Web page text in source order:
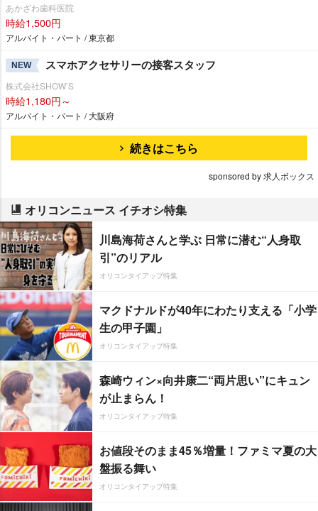
あかざわ歯科医院
時給1,500円
アルバイト・パート / 東京都
NEW スマホアクセサリーの接客スタッフ
株式会社SHOW’S
時給1,180円～
アルバイト・パート / 大阪府
続きはこちら
sponsored by 求人ボックス
オリコンニュース イチオシ特集
川島海荷さんと学ぶ 日常に潜む“人身取
引”のリアル
オリコンタイアップ特集
マクドナルドが40年にわたり支える「小学
生の甲子園」
オリコンタイアップ特集
森崎ウィン×向井康二“両片思い”にキュン
が止まらん！
オリコンタイアップ特集
お値段そのまま45％増量！ファミマ夏の大
盤振る舞い
オリコンタイアップ特集